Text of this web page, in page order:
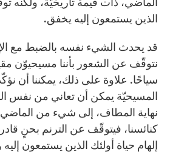
الذين يستمعون إليه يخفق.
قد يحدث الشيء نفسه بالضبط مع
نتوقّف عن الشعور بأننا مسيحيوّن
سياحًا. علاوة على ذلك، يمكننا أن
المسيحيّة يمكن أن تعاني من نفس
نهاية المطاف، إلى شيء من
كنائسنا، فيتوقّف عن الترنم بحنٍ
إلهام حياة أولئك الذين يستمعون